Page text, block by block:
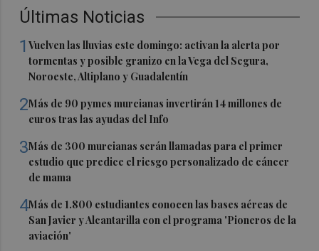
Últimas Noticias
1Vuelven las lluvias este domingo: activan la alerta por
tormentas y posible granizo en la Vega del Segura,
Noroeste, Altiplano y Guadalentín
2Más de 90 pymes murcianas invertirán 14 millones de
euros tras las ayudas del Info
3Más de 300 murcianas serán llamadas para el primer
estudio que predice el riesgo personalizado de cáncer
de mama
4Más de 1.800 estudiantes conocen las bases aéreas de
San Javier y Alcantarilla con el programa 'Pioneros de la
aviación'